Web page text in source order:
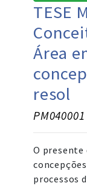
TESE
Área
resol
PM040001
O presente
processos